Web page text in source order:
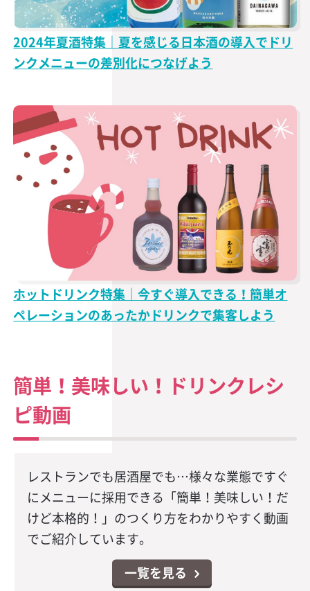
2024年夏酒特集｜夏を感じる日本酒の導入でドリ
ンクメニューの差別化につなげよう
ホットドリンク特集｜今すぐ導入できる！簡単オ
ペレーションのあったかドリンクで集客しよう
簡単！美味しい！ドリンクレシ
ピ動画
レストランでも居酒屋でも…様々な業態ですぐ
にメニューに採用できる「簡単！美味しい！だ
けど本格的！」のつくり方をわかりやすく動画
でご紹介しています。
一覧を見る